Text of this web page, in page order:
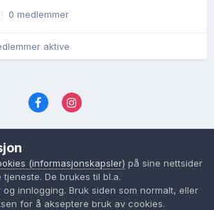
0 medlemmer
aktive
(informasjonskapsler)
by Invision Community
(informasjonskapsler) på sine nettsider
De brukes til bl.a.
innlogging. Bruk siden som normalt, eller
for å akseptere bruk av cookies.